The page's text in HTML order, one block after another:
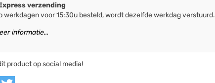
verzending
werkdagen voor 15:30u besteld, wordt dezelfde werkdag verstuurd.
informatie...
product op social media!